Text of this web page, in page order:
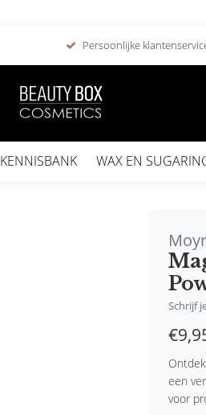
Persoonlijke
KENNISBANK WAX EN
Schrijf
een
voor